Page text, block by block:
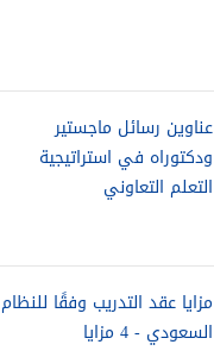
عناوين رسائل ماجستير
ودكتوراه في استراتيجية
التعلم التعاوني
مزايا عقد التدريب وفقًا للنظام
السعودي - 4 مزايا